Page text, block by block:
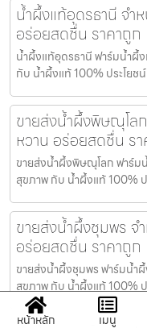
น้ำผึ้งแท้อุดรธานี จำ
อร่อยสดชื่น ราคาถูก
น้ำผึ้งแท้อุดรธานี ฟาร์มน้ำผึ้
กับ น้ำผึ้งแท้ 100% ประโยช
ขายส่งน้ำผึ้งพิษณุโล
หวาน อร่อยสดชื่น ร
ขายส่งน้ำผึ้งพิษณุโลก ฟาร์ม
สุขภาพ กับ น้ำผึ้งแท้ 100%
ขายส่งน้ำผึ้งชุมพร จ
อร่อยสดชื่น ราคาถูก
ขายส่งน้ำผึ้งชุมพร ฟาร์มน้ำ
สุขภาพ กับ น้ำผึ้งแท้ 100%
หน้าหลัก เมนู